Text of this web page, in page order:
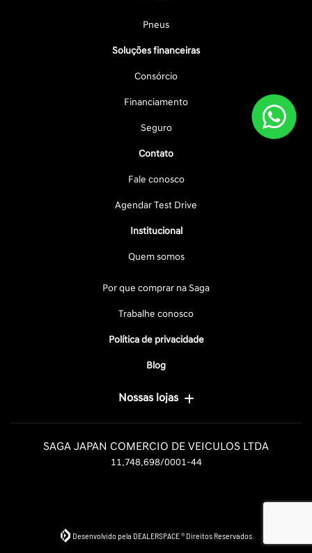
Pneus
Soluções financeiras
Consórcio
Financiamento
Seguro
Contato
Fale conosco
Agendar Test Drive
Institucional
Quem somos
Por que comprar na Saga
Trabalhe conosco
Política de privacidade
Blog
Nossas lojas
SAGA JAPAN COMERCIO DE VEICULOS LTDA
11.748.698/0001-44
Desenvolvido pela DEALERSPACE ® Direitos Reservados.